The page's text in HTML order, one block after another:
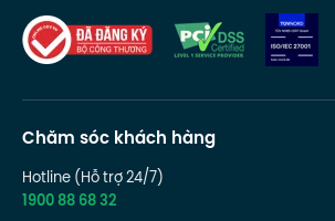
Chăm sóc khách hàng
Hotline (Hỗ trợ 24/7)
1900 88 68 32